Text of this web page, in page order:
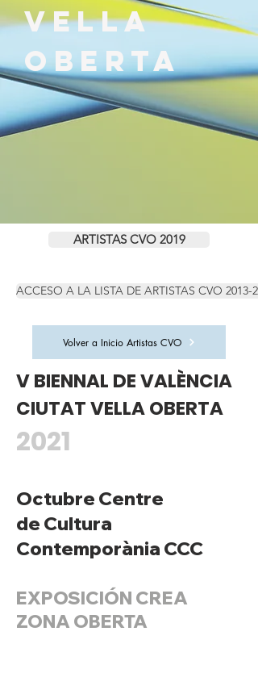
Vella
Oberta
ARTISTAS CVO 2019
ACCESO A LA LISTA DE ARTISTAS CVO 2013-
Volver a Inicio Artistas CVO
V BIENNAL DE VALÈNCIA
CIUTAT VELLA OBERTA
2021
Octubre Centre
de Cultura
Contemporània CCC
EXPOSICIÓN CREA
ZONA OBERTA